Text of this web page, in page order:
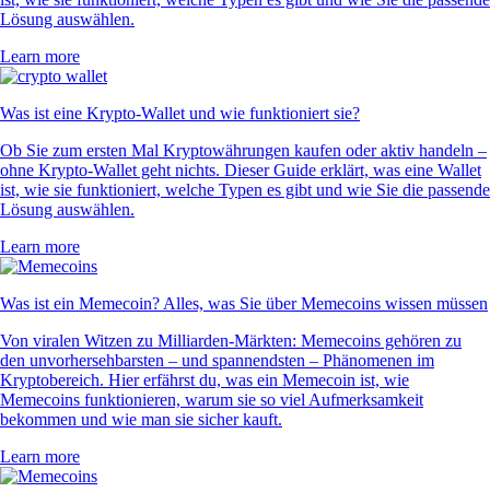
Lösung auswählen.
Learn more
Was ist eine Krypto-Wallet und wie funktioniert sie?
Ob Sie zum ersten Mal Kryptowährungen kaufen oder aktiv handeln –
ohne Krypto-Wallet geht nichts. Dieser Guide erklärt, was eine Wallet
ist, wie sie funktioniert, welche Typen es gibt und wie Sie die passende
Lösung auswählen.
Learn more
Was ist ein Memecoin? Alles, was Sie über Memecoins wissen müssen
Von viralen Witzen zu Milliarden-Märkten: Memecoins gehören zu
den unvorhersehbarsten – und spannendsten – Phänomenen im
Kryptobereich. Hier erfährst du, was ein Memecoin ist, wie
Memecoins funktionieren, warum sie so viel Aufmerksamkeit
bekommen und wie man sie sicher kauft.
Learn more